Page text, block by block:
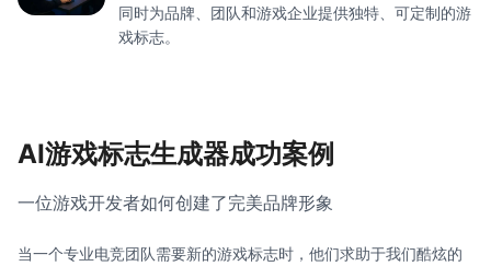
同时为品牌、团队和游戏企业提供独特、可定制的游
戏标志。
AI游戏标志生成器成功案例
一位游戏开发者如何创建了完美品牌形象
当一个专业电竞团队需要新的游戏标志时，他们求助于我们酷炫的